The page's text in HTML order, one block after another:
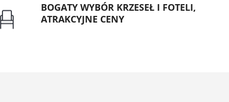
BOGATY WYBÓR KRZESEŁ I FOTELI,
ATRAKCYJNE CENY